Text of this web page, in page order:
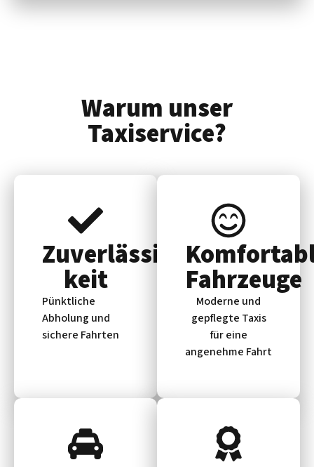
Warum unser
Taxiservice?
Zuverlässig­
keit
Pünktliche
Abholung und
sichere Fahrten
Fahrzeuge
Moderne und
gepflegte Taxis
für eine
angenehme Fahrt